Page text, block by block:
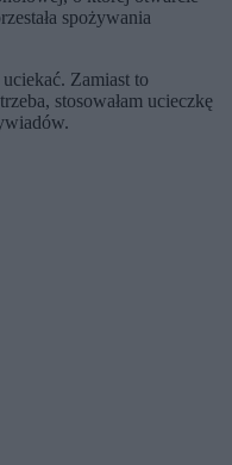
spożywania
Zamiast to
stosowałam ucieczkę